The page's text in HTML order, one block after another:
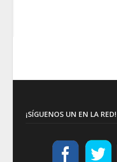
¡SÍGUENOS UN EN LA RED!